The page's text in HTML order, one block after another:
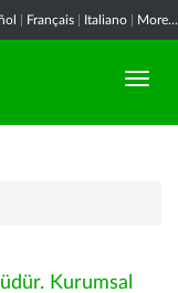
Français Italiano More...
Kurumsal